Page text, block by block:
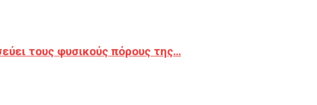
τους φυσικούς πόρους της…